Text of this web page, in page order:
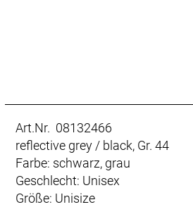
Art.Nr. 08132466
reflective grey / black, Gr. 44
Farbe: schwarz, grau
Geschlecht: Unisex
Größe: Unisize